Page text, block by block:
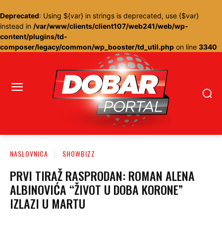
Deprecated: Using ${var} in strings is deprecated, use {$var}
instead in /var/www/clients/client107/web241/web/wp-
content/plugins/td-
composer/legacy/common/wp_booster/td_util.php on line 3340
NASLOVNICA SHOWBIZZ
PRVI TIRAŽ RASPRODAN: ROMAN ALENA
ALBINOVIĆA “ŽIVOT U DOBA KORONE”
IZLAZI U MARTU